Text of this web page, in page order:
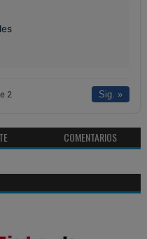
2 Sig. »
COMENTARIOS